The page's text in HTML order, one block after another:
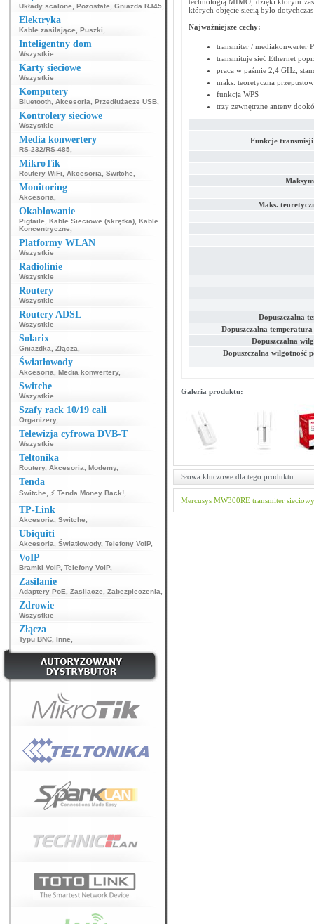
Układy scalone Pozostałe Gniazda RJ45
Elektryka
Kable zasilające Puszki
Inteligentny dom
Wszystkie
Karty sieciowe
Wszystkie
Komputery
Bluetooth Akcesoria Przedłużacze USB
Kontrolery sieciowe
Wszystkie
Media konwertery
RS-232/RS-485
MikroTik
Routery WiFi Akcesoria Switche
Monitoring
Akcesoria
Okablowanie
Pigtaile Kable Sieciowe (skrętka) Kable
Koncentryczne
Platformy WLAN
Wszystkie
Radiolinie
Wszystkie
Routery
Wszystkie
Routery ADSL
Wszystkie
Solarix
Gniazdka Złącza
Światłowody
Akcesoria Media konwertery,
Switche
Wszystkie
Szafy rack 10/19 cali
Organizery,
Telewizja cyfrowa DVB-T
Wszystkie
Teltonika
Routery, Akcesoria Modemy,
Tenda
Switche ⚡ Tenda Money Back!
TP-Link
Akcesoria Switche
Ubiquiti
Akcesoria Światłowody, Telefony VoIP,
VoIP
Bramki VoIP, Telefony VoIP,
Zasilanie
Adaptery PoE Zasilacze Zabezpieczenia
Zdrowie
Wszystkie
Złącza
Typu BNC Inne
których objęcie siecią było
Najważniejsze cechy:
transmiter / mediakonwerter
transmituje sieć Ethernet
praca w paśmie 2,4 GHz,
maks. teoretyczna
funkcja WPS
trzy zewnętrzne anteny
Funkcje
Maks.
Dopuszczalna
Dopuszczalna
Dopuszczalna
Dopuszczalna wilgotność
Galeria produktu:
Słowa kluczowe dla tego produktu:
Mercusys MW300RE transmiter sieciowy